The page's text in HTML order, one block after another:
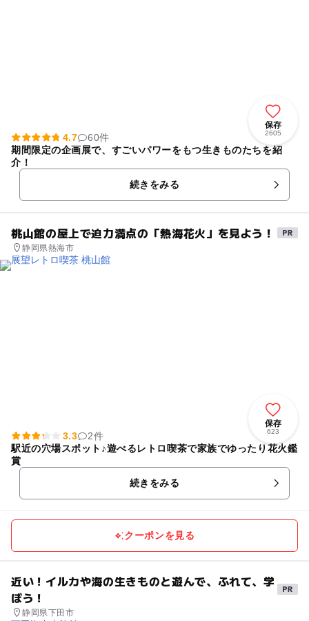
保存
2605
4.7
60件
期間限定の企画展で、すごいパワーをもつ生きものたちを紹
介！
続きをみる
桃山館の屋上で迫力満点の「熱海花火」を見よう！
静岡県熱海市
保存
623
3.3
2件
駅近の穴場スポット♪遊べるレトロ喫茶で家族でゆったり花火鑑
賞
続きをみる
クーポンを見る
近い！イルカや海の生きものと遊んで、ふれて、学
ぼう！
静岡県下田市